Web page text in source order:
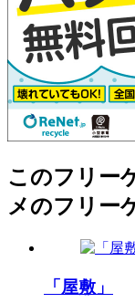
このフリー
メのフリー
「屋敷」